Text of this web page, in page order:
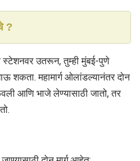
?
स्टेशनवर उतरून, तुम्ही मुंबई-पुणे
शकता. महामार्ग ओलांडल्यानंतर दोन
आणि भाजे लेण्यासाठी जातो, तर